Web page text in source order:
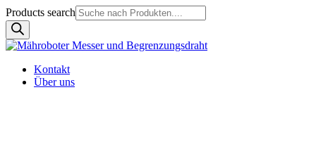
Products search
Kontakt
Über uns